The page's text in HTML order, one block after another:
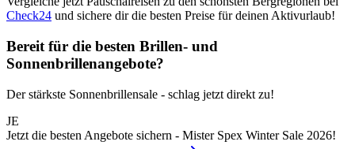
Check24 und sichere dir die besten Preise für deinen Aktivurlaub!
Bereit für die besten Brillen- und
Sonnenbrillenangebote?
Der stärkste Sonnenbrillensale - schlag jetzt direkt zu!
JE
Jetzt die besten Angebote sichern - Mister Spex Winter Sale 2026!